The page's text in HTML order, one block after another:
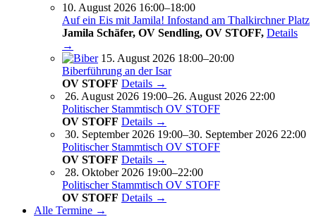
10. August 2026 16:00–18:00
Auf ein Eis mit Jamila! Infostand am Thalkirchner Platz
Jamila Schäfer, OV Sendling, OV STOFF, Details
→
15. August 2026 18:00–20:00
Biberführung an der Isar
OV STOFF Details →
26. August 2026 19:00–26. August 2026 22:00
Politischer Stammtisch OV STOFF
OV STOFF Details →
30. September 2026 19:00–30. September 2026 22:00
Politischer Stammtisch OV STOFF
OV STOFF Details →
28. Oktober 2026 19:00–22:00
Politischer Stammtisch OV STOFF
OV STOFF Details →
Alle Termine →